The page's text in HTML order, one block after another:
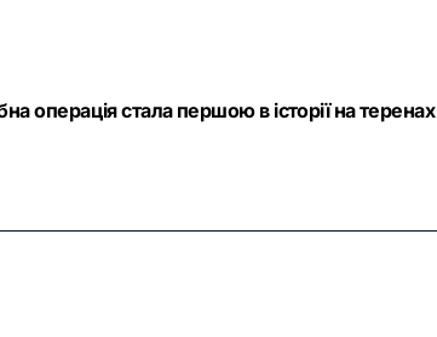
операція стала першою в історії на теренах